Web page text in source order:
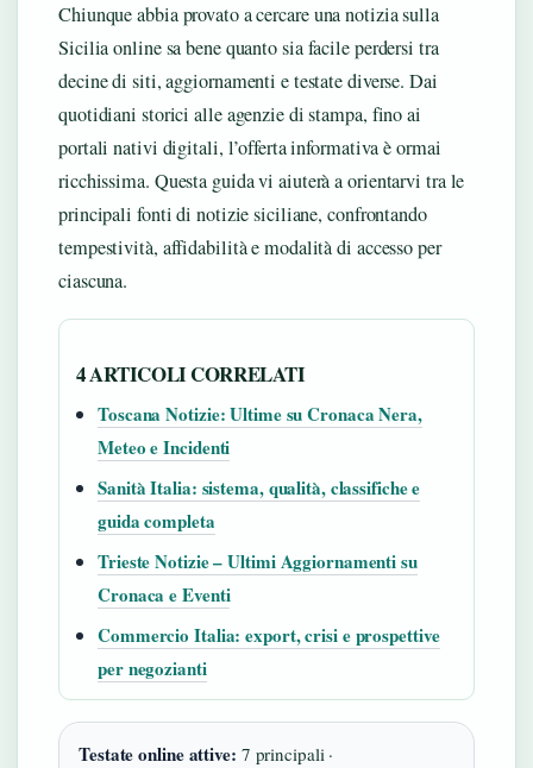
Chiunque abbia provato a cercare una notizia sulla
Sicilia online sa bene quanto sia facile perdersi tra
decine di siti, aggiornamenti e testate diverse. Dai
quotidiani storici alle agenzie di stampa, fino ai
portali nativi digitali, l’offerta informativa è ormai
ricchissima. Questa guida vi aiuterà a orientarvi tra le
principali fonti di notizie siciliane, confrontando
tempestività, affidabilità e modalità di accesso per
ciascuna.
4 ARTICOLI CORRELATI
Toscana Notizie: Ultime su Cronaca Nera,
Meteo e Incidenti
Sanità Italia: sistema, qualità, classifiche e
guida completa
Trieste Notizie – Ultimi Aggiornamenti su
Cronaca e Eventi
Commercio Italia: export, crisi e prospettive
per negozianti
Testate online attive: 7 principali ·